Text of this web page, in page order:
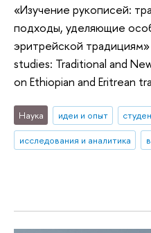
«Изучение рукописей:
подходы, уделяющие
эритрейской
studies: Traditional and
on Ethiopian and Eritrean
Наука идеи и опыт
исследования и аналитика